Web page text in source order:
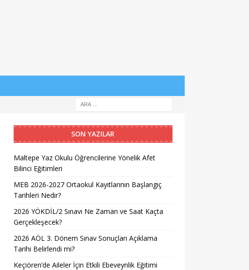
SON YAZILAR
Maltepe Yaz Okulu Öğrencilerine Yönelik Afet
Bilinci Eğitimleri
MEB 2026-2027 Ortaokul Kayıtlarının Başlangıç
Tarihleri Nedir?
2026 YÖKDİL/2 Sınavı Ne Zaman ve Saat Kaçta
Gerçekleşecek?
2026 AÖL 3. Dönem Sınav Sonuçları Açıklama
Tarihi Belirlendi mi?
Keçiören’de Aileler İçin Etkili Ebeveynlik Eğitimi